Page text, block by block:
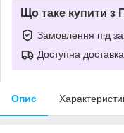
Що таке купити з
Замовлення під
Доступна доставка
Опис